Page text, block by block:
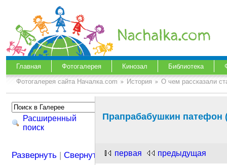
Главная Фотогалерея Кинозал Библиотека
Фотогалерея сайта Началка.com История О чем рассказали
Расширенный
поиск
Развернуть |Свернуть
Прапрабабушкин патефон
первая предыдущая